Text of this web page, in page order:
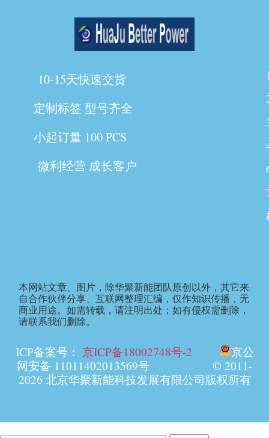
10-15天快速交货
定制标签 型号齐全
小起订量 100 PCS
微利经营 成长客户
ICP备案号： 京ICP备18002748号-2
京公
网安备 11011402013569号 © 2011-
2026 北京华聚新能科技发展有限公司版权所有
本网站文章、图片，除华聚新能团队原创以外，其它来
自合作伙伴分享、互联网整理汇编，仅作知识传播，无
商业用途。如需转载，请注明出处；如有侵权需删除，
请联系我们删除。